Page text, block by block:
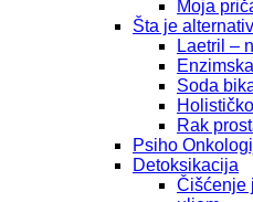
Moja
Šta je
Laetril –
Soda
Rak
Psiho
Detoksikacija
Čišćenje